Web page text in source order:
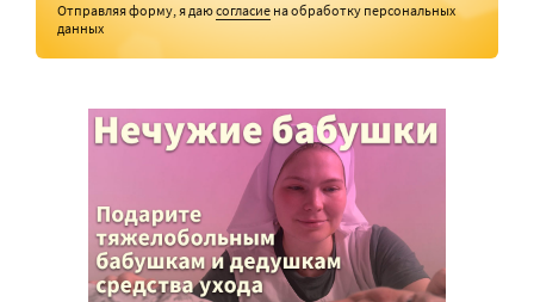
Отправляя форму, я даюсогласие на обработку персональных
данных